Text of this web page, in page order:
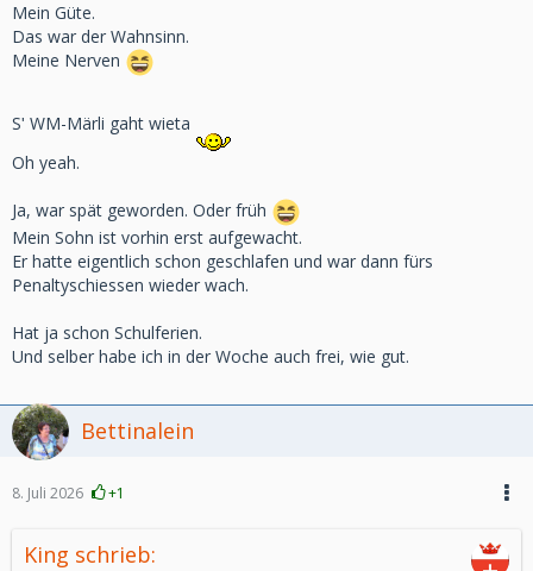
Mein Güte.
Das war der Wahnsinn.
Meine Nerven
Sʹ WM-Märli gaht wieta
Oh yeah.
Ja, war spät geworden. Oder früh
Mein Sohn ist vorhin erst aufgewacht.
Er hatte eigentlich schon geschlafen und war dann fürs
Penaltyschiessen wieder wach.
Hat ja schon Schulferien.
Und selber habe ich in der Woche auch frei, wie gut.
Bettinalein
8. Juli 2026 +1
King schrieb: